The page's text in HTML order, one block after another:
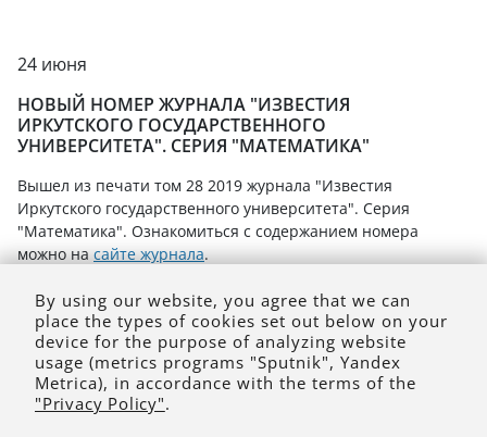
24 июня
НОВЫЙ НОМЕР ЖУРНАЛА "ИЗВЕСТИЯ
ИРКУТСКОГО ГОСУДАРСТВЕННОГО
УНИВЕРСИТЕТА". СЕРИЯ "МАТЕМАТИКА"
Вышел из печати том 28 2019 журнала "Известия
Иркутского государственного университета". Серия
"Математика". Ознакомиться с содержанием номера
можно насайте журнала.
By using our website, you agree that we can
place the types of cookies set out below on your
device for the purpose of analyzing website
usage (metrics programs "Sputnik", Yandex
Metrica), in accordance with the terms of the
"Privacy Policy".